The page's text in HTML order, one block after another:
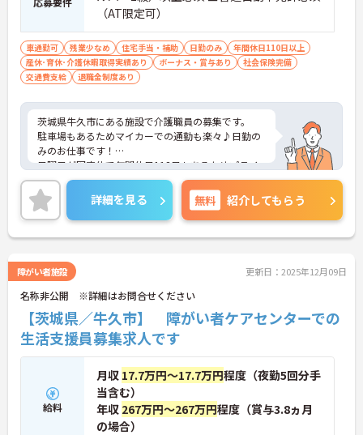
（AT限定可）
車通勤可 残業少なめ 住宅手当・補助 日勤のみ
年間休日110日以上
産休･育休･介護休暇取得実績あり
ボーナス・賞与あり
社会保険完備
交通費支給
退職金制度あり
茨城県牛久市にある施設で介護職員の募集です。
駐車場もあるためマイカーでの通勤も楽々♪日勤の
みのお仕事です！
日曜日が固定休で年間休日118日もあるためプライ
ベートとの両立を目指す方におすすめの環境です◎
しっかりとしたフォロー体制で、経験に関わらず安
心してスタートできます。
こちらの求人にご興味がございましたら面接のポイ
ントもお伝えしますので是非ご応募お待ちしており
詳細を見る 無料 紹介してもらう
障がい者施設 更新日：2025年12月09日
名称非公開 ※詳細はお問合せください
【茨城県／牛久市】 障がい者ケアセンターでの
生活支援員募集求人です
給料
月収 17.7万円～17.7万円程度（夜勤5回分手
当含む）
年収 267万円～267万円程度（賞与3.8ヵ月
の場合）